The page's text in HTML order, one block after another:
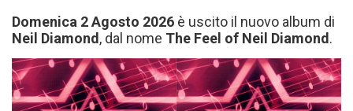
Domenica 2 Agosto 2026 è uscito il nuovo album di
Neil Diamond , dal nome The Feel of Neil Diamond .